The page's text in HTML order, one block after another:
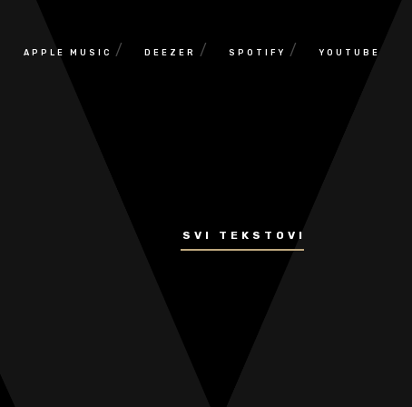
APPLE MUSIC / DEEZER / SPOTIFY / YOUTUBE
SVI TEKSTOVI